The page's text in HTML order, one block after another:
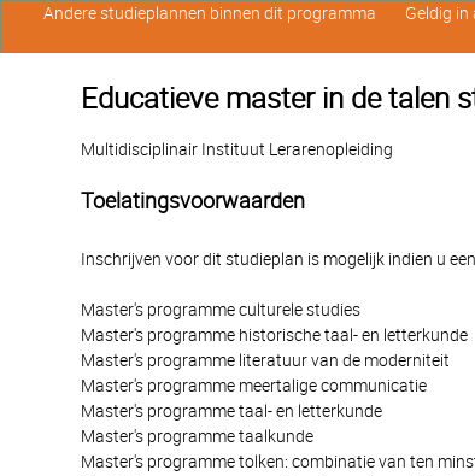
Educatieve master in de talen
Multidisciplinair Instituut Lerarenopleiding
Toelatingsvoorwaarden
Inschrijven voor dit studieplan is mogelijk indien u
Master's programme culturele studies
Master's programme historische taal- en letterkunde
Master's programme literatuur van de moderniteit
Master's programme meertalige communicatie
Master's programme taal- en letterkunde
Master's programme taalkunde
Master's programme tolken: combinatie van ten
Andere studieplannen binnen dit programma Geldig